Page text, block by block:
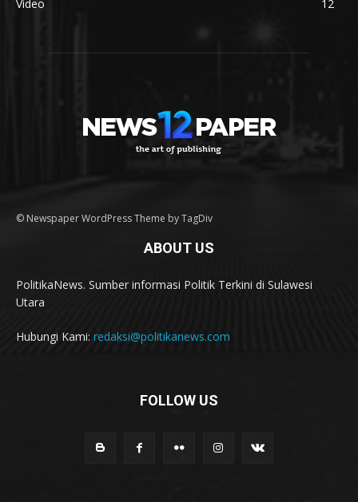
Video
12
© Newspaper WordPress Theme by TagDiv
ABOUT US
PolitikaNews. Sumber informasi Politik Terkini di Sulawesi
Utara
Hubungi Kami: redaksi@politikanews.com
FOLLOW US